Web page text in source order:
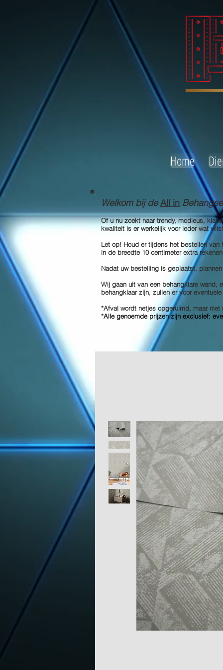
Home
Welkom bij deAll in
Of u nu zoekt naar trendy, modieus,
kwaliteit is er werkelijk voor ieder wat
Let op! Houd er tijdens het bestellen
in de breedte 10 centimeter extra
Nadat uw bestelling is geplaatst,
Wij gaan uit van een behangklare wand,
behangklaar zijn, zullen er voor
*Afval wordt netjes opgeruimd, maar niet
*Alle genoemde prijzen zijn exclusief: